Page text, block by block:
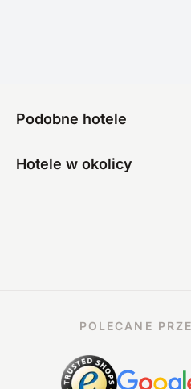
Podobne hotele
Hotele w okolicy
POLECANE